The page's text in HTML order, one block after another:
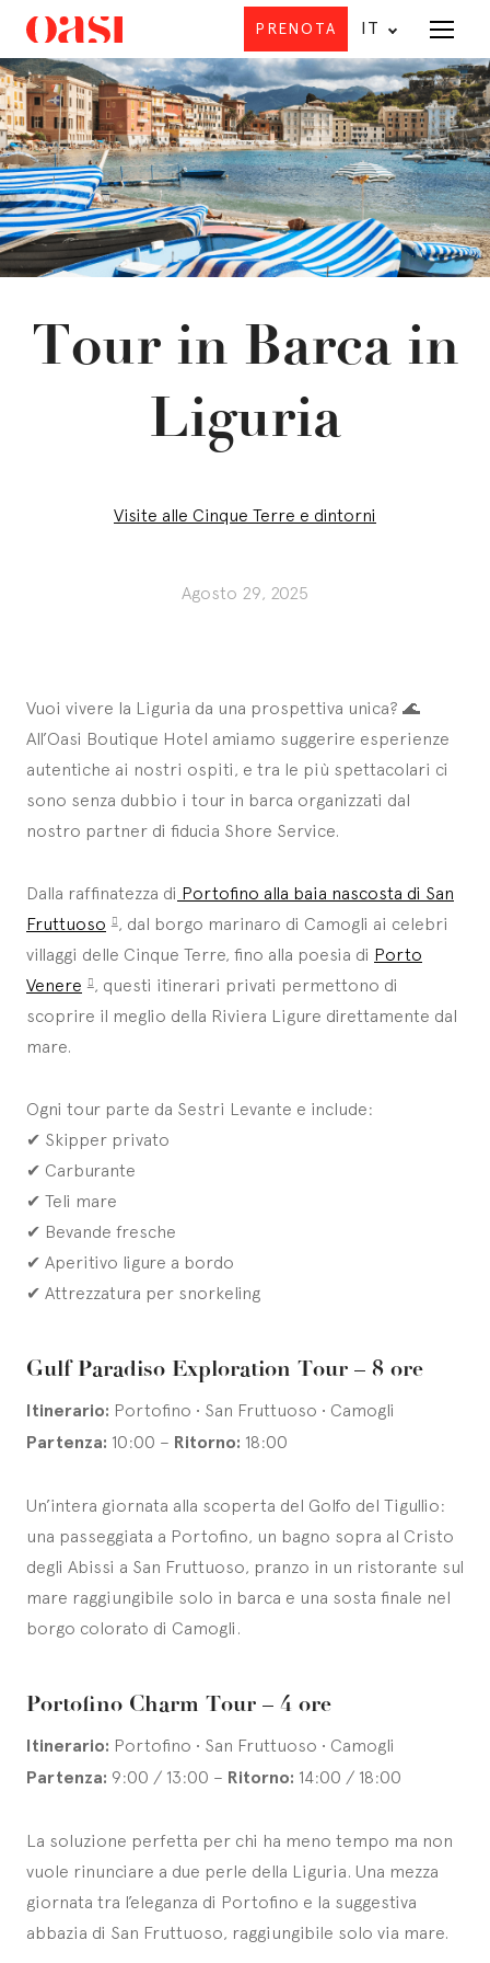
Offerta
PRENOTA IT
I
Tour in Barca in
Liguria
Visite alle Cinque Terre e dintorni
Agosto 29, 2025
Vuoi vivere la Liguria da una prospettiva unica? 🌊
All’Oasi Boutique Hotel amiamo suggerire esperienze
autentiche ai nostri ospiti, e tra le più spettacolari ci
sono senza dubbio i tour in barca organizzati dal
nostro partner di fiducia Shore Service.
Dalla raffinatezza di Portofino alla baia nascosta di San
Fruttuoso
, dal borgo marinaro di Camogli ai celebri
villaggi delle Cinque Terre, fino alla poesia di Porto
Venere
, questi itinerari privati permettono di
scoprire il meglio della Riviera Ligure direttamente dal
mare.
Ogni tour parte da Sestri Levante e include:
✔ Skipper privato
✔ Carburante
✔ Teli mare
✔ Bevande fresche
✔ Aperitivo ligure a bordo
✔ Attrezzatura per snorkeling
Gulf Paradiso Exploration Tour – 8 ore
Itinerario: Portofino • San Fruttuoso • Camogli
Partenza: 10:00 – Ritorno: 18:00
Un’intera giornata alla scoperta del Golfo del Tigullio:
una passeggiata a Portofino, un bagno sopra al Cristo
degli Abissi a San Fruttuoso, pranzo in un ristorante sul
mare raggiungibile solo in barca e una sosta finale nel
borgo colorato di Camogli.
Portofino Charm Tour – 4 ore
Itinerario: Portofino • San Fruttuoso • Camogli
Partenza: 9:00 / 13:00 – Ritorno: 14:00 / 18:00
La soluzione perfetta per chi ha meno tempo ma non
vuole rinunciare a due perle della Liguria. Una mezza
giornata tra l’eleganza di Portofino e la suggestiva
abbazia di San Fruttuoso, raggiungibile solo via mare.